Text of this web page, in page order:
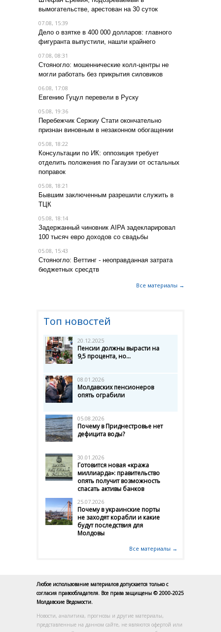
вымогательстве, арестован на 30 суток
07.08, 15:39
Дело о взятке в 400 000 долларов: главного
фигуранта выпустили, нашли крайнего
07.08, 08:31
Стояногло: мошеннические колл-центры не
могли работать без прикрытия силовиков
06.08, 17:08
Евгению Гуцул перевели в Руску
05.08, 19:36
Перебежчик Сержиу Стати окончательно
признан виновным в незаконном обогащении
05.08, 18:22
Консультации по ИК: оппозиция требует
отделить положения по Гагаузии от остальных
поправок
05.08, 18:21
Бывшим заключенным разрешили служить в
ТЦК
05.08, 18:14
Задержанный чиновник AIPA задекларировал
100 тысяч евро доходов со свадьбы
05.08, 15:43
Стояногло: Веттинг - неоправданная затрата
бюджетных сресдтв
Все материалы →
Топ новостей
20.12.2025
Пенсии должны вырасти на
9,5 процента, но...
08.01.2026
Молдавских пенсионеров
опять ограбили
05.08.2026
Почему в Приднестровье нет
дефицита воды?
30.01.2026
Готовится новая «кража
миллиарда»: правительство
опять получит возможность
спасать активы банков
25.07.2026
Почему в украинские порты
не заходят корабли и какие
будут последствия для
Молдовы
Все материалы →
Любое использование материалов допускается только с
согласия правообладателя. Все права защищены © 2000-2025
Молдавские Ведомости.
Новости, аналитика, прогнозы и другие материалы,
представленные на данном сайте, не являются офертой или